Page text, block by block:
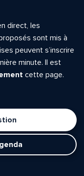
direct, les
sont mis à
peuvent s’inscrire
minute. Il est
cette page.
page?